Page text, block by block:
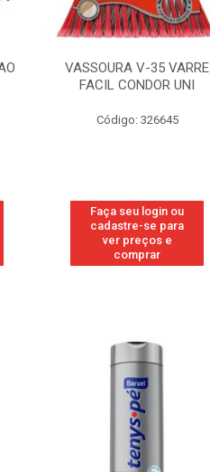
VASSOURA V-35 VARRE
FACIL CONDOR UNI
Código: 326645
Faça seu login ou
cadastre-se para
ver preços e
comprar